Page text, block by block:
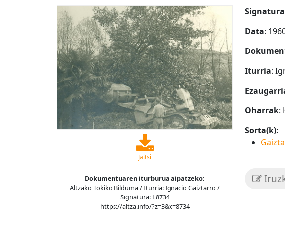
Jaitsi
Dokumentuaren iturburua aipatzeko:
Altzako Tokiko Bilduma / Iturria: Ignacio Gaiztarro /
Signatura: L8734
https://altza.info/?z=3&x=8734
Signatura
Data:
Iturria:
Oharrak:
Sorta(k):